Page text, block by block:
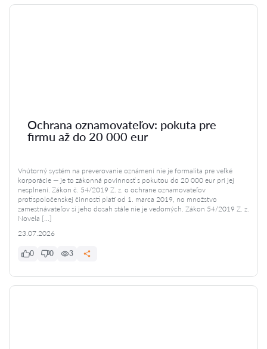
Ochrana oznamovateľov: pokuta pre
firmu až do 20 000 eur
Vnútorný systém na preverovanie oznámení nie je formalita pre veľké
korporácie — je to zákonná povinnosť s pokutou do 20 000 eur pri jej
nesplnení. Zákon č. 54/2019 Z. z. o ochrane oznamovateľov
protispoločenskej činnosti platí od 1. marca 2019, no množstvo
zamestnávateľov si jeho dosah stále nie je vedomých. Zákon 54/2019 Z. z.
Novela […]
23.07.2026
0 0 3